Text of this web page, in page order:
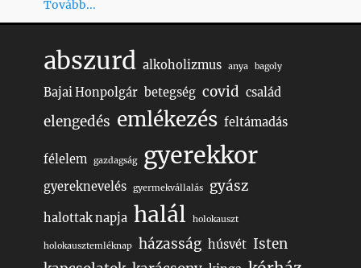
Tovább...
abszurd alkoholizmus anya bagoly
Bajai Honpolgár betegség covid család
elengedés emlékezés feltámadás
félelem gazdagság gyerekkor
gyereknevelés gyermekvállalás gyász
halottak napja halál holokauszt
holokausztemléknap házasság húsvét Isten